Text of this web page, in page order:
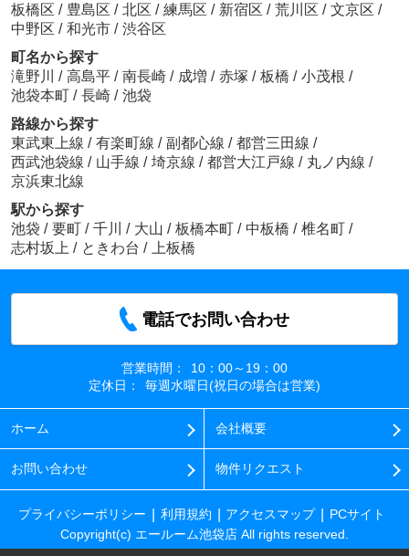
板橋区 / 豊島区 / 北区 / 練馬区 / 新宿区 / 荒川区 / 文京区 /
中野区 / 和光市 / 渋谷区
町名から探す
滝野川 / 高島平 / 南長崎 / 成増 / 赤塚 / 板橋 / 小茂根 /
池袋本町 / 長崎 / 池袋
路線から探す
東武東上線 / 有楽町線 / 副都心線 / 都営三田線 /
西武池袋線 / 山手線 / 埼京線 / 都営大江戸線 / 丸ノ内線 /
京浜東北線
駅から探す
池袋 / 要町 / 千川 / 大山 / 板橋本町 / 中板橋 / 椎名町 /
志村坂上 / ときわ台 / 上板橋
電話でお問い合わせ
営業時間：
10：00～19：00
定休日：
毎週水曜日(祝日の場合は営業)
ホーム 会社概要
お問い合わせ 物件リクエスト
プライバシーポリシー 利用規約 アクセスマップ
PCサイト
Copyright(c) エールーム池袋店 All rights reserved.